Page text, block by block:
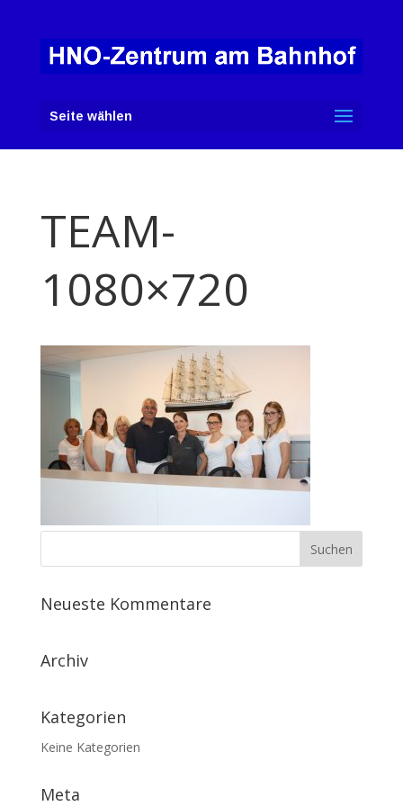
Seite wählen
TEAM-
1080×720
Neueste Kommentare
Archiv
Kategorien
Keine Kategorien
Meta